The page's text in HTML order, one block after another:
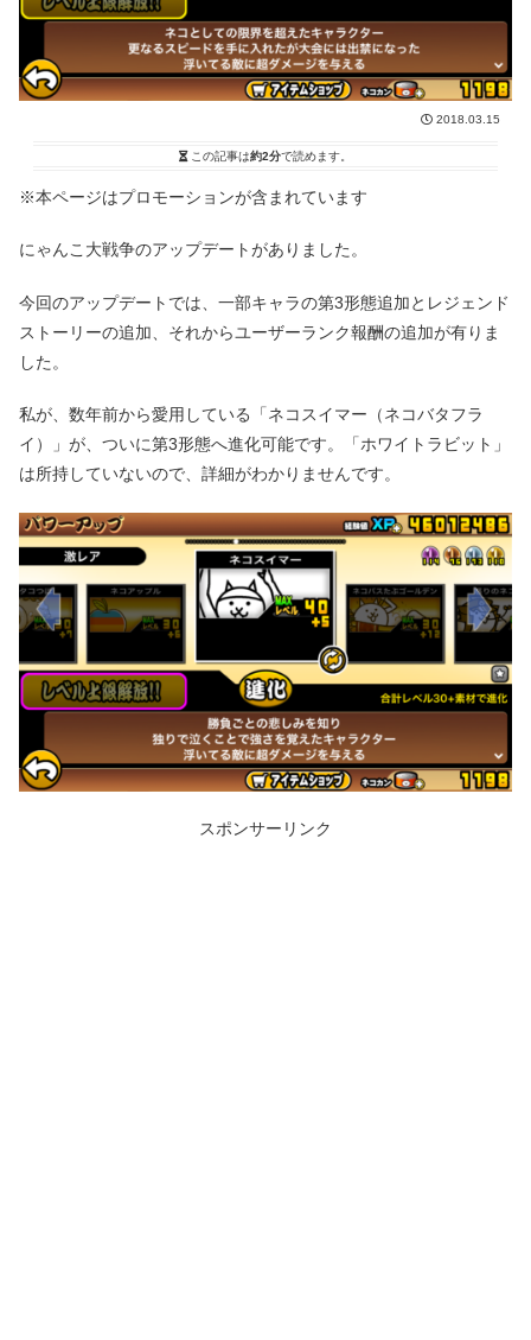
2018.03.15
この記事は約2分で読めます。
※本ページはプロモーションが含まれています
にゃんこ大戦争のアップデートがありました。
今回のアップデートでは、一部キャラの第3形態追加とレジェンド
ストーリーの追加、それからユーザーランク報酬の追加が有りま
した。
私が、数年前から愛用している「ネコスイマー（ネコバタフラ
イ）」が、ついに第3形態へ進化可能です。「ホワイトラビット」
は所持していないので、詳細がわかりませんです。
スポンサーリンク